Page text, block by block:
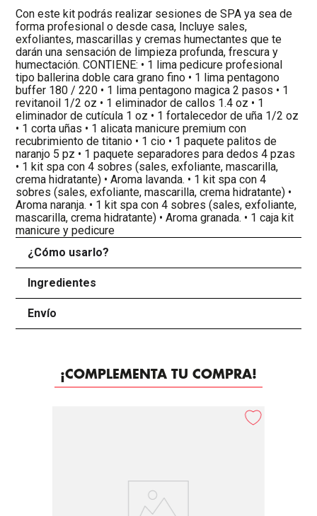
Con este kit podrás realizar sesiones de SPA ya sea de
forma profesional o desde casa, Incluye sales,
exfoliantes, mascarillas y cremas humectantes que te
darán una sensación de limpieza profunda, frescura y
humectación. CONTIENE: • 1 lima pedicure profesional
tipo ballerina doble cara grano fino • 1 lima pentagono
buffer 180 / 220 • 1 lima pentagono magica 2 pasos • 1
revitanoil 1/2 oz • 1 eliminador de callos 1.4 oz • 1
eliminador de cutícula 1 oz • 1 fortalecedor de uña 1/2 oz
• 1 corta uñas • 1 alicata manicure premium con
recubrimiento de titanio • 1 cio • 1 paquete palitos de
naranjo 5 pz • 1 paquete separadores para dedos 4 pzas
• 1 kit spa con 4 sobres (sales, exfoliante, mascarilla,
crema hidratante) • Aroma lavanda. • 1 kit spa con 4
sobres (sales, exfoliante, mascarilla, crema hidratante) •
Aroma naranja. • 1 kit spa con 4 sobres (sales, exfoliante,
mascarilla, crema hidratante) • Aroma granada. • 1 caja kit
manicure y pedicure
¿Cómo usarlo?
Ingredientes
Envío
¡COMPLEMENTA TU COMPRA!